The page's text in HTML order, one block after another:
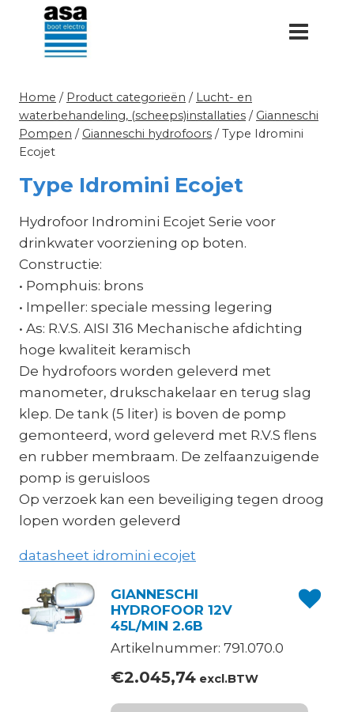
Doorgaan
inhoud
Home / Product categorieën / Lucht- en
waterbehandeling, (scheeps)installaties / Gianneschi
Pompen / Gianneschi hydrofoors / Type Idromini
Ecojet
Type Idromini Ecojet
Hydrofoor Indromini Ecojet Serie voor
drinkwater voorziening op boten.
Constructie:
• Pomphuis: brons
• Impeller: speciale messing legering
• As: R.V.S. AISI 316 Mechanische afdichting
hoge kwaliteit keramisch
De hydrofoors worden geleverd met
manometer, drukschakelaar en terug slag
klep. De tank (5 liter) is boven de pomp
gemonteerd, word geleverd met R.V.S flens
en rubber membraam. De zelfaanzuigende
pomp is geruisloos
Op verzoek kan een beveiliging tegen droog
lopen worden geleverd
datasheet idromini ecojet
GIANNESCHI
HYDROFOOR 12V
45L/MIN 2.6B
Artikelnummer: 791.070.0
€2.045,74excl.BTW